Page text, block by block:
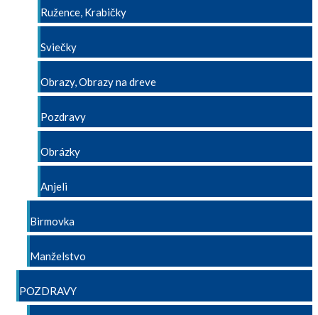
Ružence, Krabičky
Sviečky
Obrazy, Obrazy na dreve
Pozdravy
Obrázky
Anjeli
Birmovka
Manželstvo
POZDRAVY